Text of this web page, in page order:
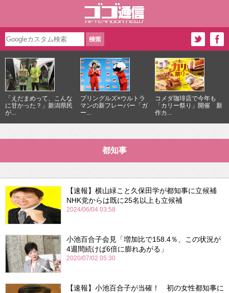
「えだまめって、こんな
に甘かった？」新潟県民
が...
プリングルズ×ウルトラ
マンの新フレーバー「ガ
ー...
コメダ珈琲店で今年も
「カリー祭り」開催 新
作カ...
都知事
【速報】横山緑こと久保田学が都知事に立候補
NHK党からは既に25名以上も立候補
2024/06/04 03:58
小池百合子会見「増加比で158.4％、この状況が
4週間続けば6倍に膨れあがる」
2020/07/02 05:30
【速報】小池百合子が当確！ 初の女性都知事に